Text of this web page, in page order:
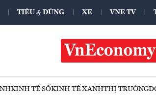
TIÊU & DÙNG XE VNE TV
KINH TẾ SỐKINH TẾ XANHTHỊ TRƯỜNG